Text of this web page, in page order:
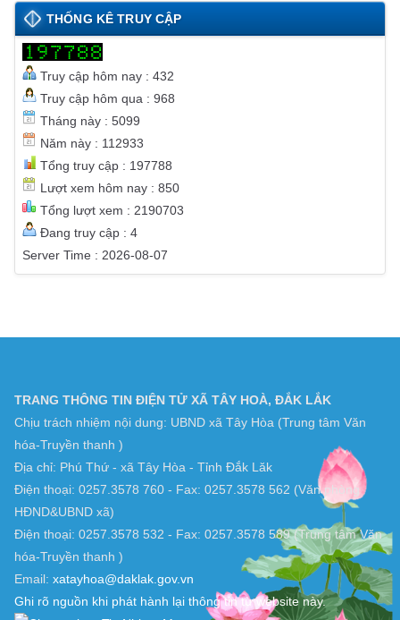
THỐNG KÊ TRUY CẬP
Truy cập hôm nay : 432
Truy cập hôm qua : 968
Năm này : 112933
Tổng truy cập : 197788
TRANG THÔNG TIN ĐIỆN TỬ XÃ TÂY HOÀ, ĐẮK LẮK
Chịu trách nhiệm nội dung: UBND xã Tây Hòa (Trung tâm Văn
hóa-Truyền thanh )
Điện thoại: 0257.3578 760 - Fax: 0257.3578 562 (Văn phòng
HĐND&UBND xã)
Điện thoại: 0257.3578 532 - Fax: 0257.3578 589 (Trung tâm Văn